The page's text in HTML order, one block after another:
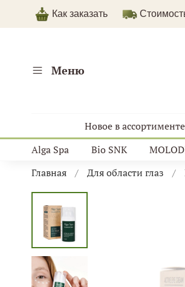
Как заказать
Меню
Новое в ассортименте
Alga Spa
Bio SNK
Главная
Для области глаз